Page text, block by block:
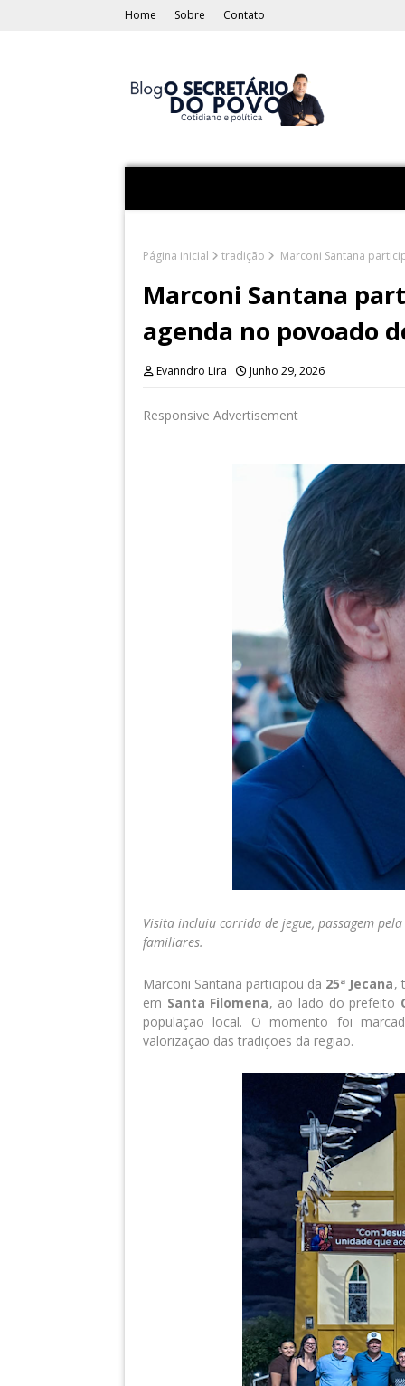
Home Sobre Contato
Página inicial tradição Marconi Santana
Marconi Santana
agenda no povoado
Evanndro Lira Junho 29, 2026
Responsive Advertisement
Visita incluiu corrida de jegue, passagem
familiares.
Marconi Santana participou da 25ª Jecana,
em Santa Filomena, ao lado do prefeito
população local. O momento foi
valorização das tradições da região.